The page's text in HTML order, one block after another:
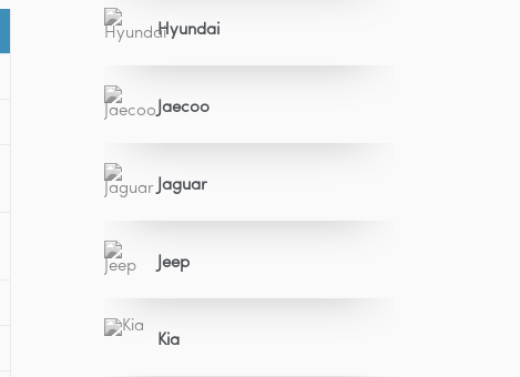
Hyundai
Jaecoo
Jaguar
Jeep
Kia